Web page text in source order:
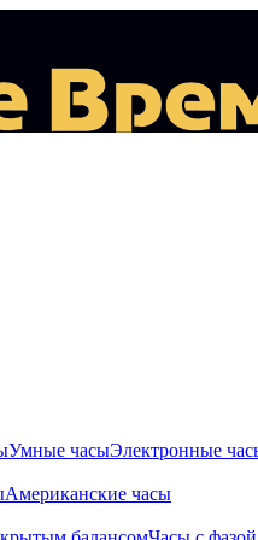
Умные часыЭлектронные
Американские часы